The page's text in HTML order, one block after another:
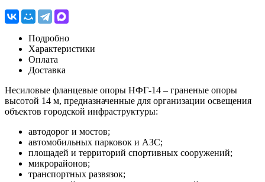
Подробно
Характеристики
Оплата
Доставка
Несиловые фланцевые опоры НФГ-14 – граненые опоры
высотой 14 м, предназначенные для организации освещения
объектов городской инфраструктуры:
автодорог и мостов;
автомобильных парковок и АЗС;
площадей и территорий спортивных сооружений;
микрорайонов;
транспортных развязок;